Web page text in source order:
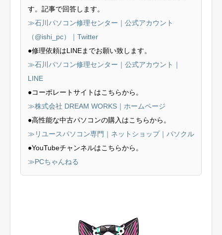
す。記事で回答します。
≫石川パソコン修理センター｜公式アカウント
（@ishi_pc）｜Twitter
●修理依頼はLINEまでお願い致します。
≫石川パソコン修理センター｜公式アカウント｜
LINE
●コーポレートサイトはこちらから。
≫株式会社 DREAM WORKS｜ホームページ
●高性能な中古パソコンの購入はこちらから。
≫リユースパソコン専門｜ネットショップ｜パソクル
●YouTubeチャンネルはこちらから。
≫PCちゃんねる